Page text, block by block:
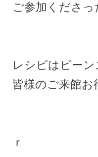
ご参加くださ
レシピはビー
皆様のご来館
ｒ